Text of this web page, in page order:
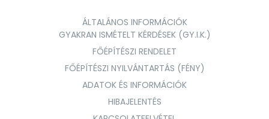
ÁLTALÁNOS INFORMÁCIÓK
GYAKRAN ISMÉTELT KÉRDÉSEK (GY.I.K.)
FŐÉPÍTÉSZI RENDELET
FŐÉPÍTÉSZI NYILVÁNTARTÁS (FÉNY)
ADATOK ÉS INFORMÁCIÓK
HIBAJELENTÉS